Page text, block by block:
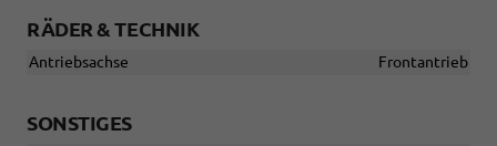
RÄDER & TECHNIK
Antriebsachse Frontantrieb
SONSTIGES